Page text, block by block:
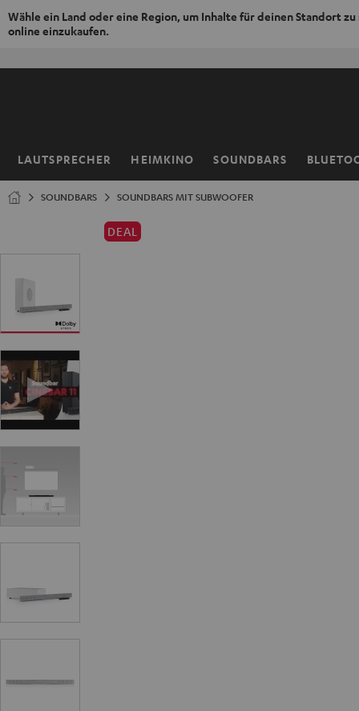
Wähle ein Land oder eine Region, um Inhalte für deinen Standort zu
online einzukaufen.
LAUTSPRECHER HEIMKINO SOUNDBARS
Startseite
SOUNDBARS SOUNDBARS MIT SUBWOOFER
DEAL